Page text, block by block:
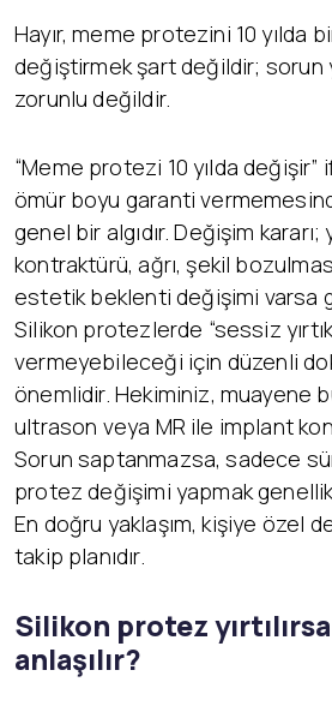
Hayır, meme protezini 10 yılda
değiştirmek şart değildir; sorun
zorunlu değildir.
“Meme protezi 10 yılda değişir”
ömür boyu garanti
genel bir algıdır. Değişim kararı;
kontraktürü, ağrı, şekil
estetik beklenti değişimi varsa
Silikon protezlerde “sessiz
vermeyebileceği için düzenli
önemlidir. Hekiminiz, muayene
ultrason veya MR ile implant
Sorun saptanmazsa, sadece
protez değişimi yapmak
En doğru yaklaşım, kişiye özel
takip planıdır.
Silikon protez yırtılırsa
anlaşılır?